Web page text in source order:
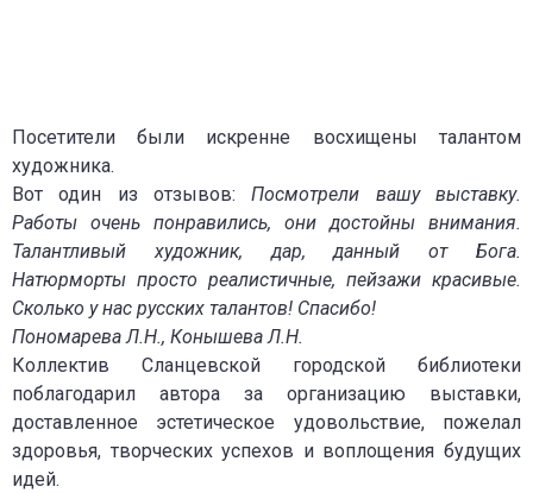
Посетители были искренне восхищены талантом
художника.
Вот один из отзывов:Посмотрели вашу выставку.
Работы очень понравились, они достойны внимания.
Талантливый художник, дар, данный от Бога.
Натюрморты просто реалистичные, пейзажи красивые.
Сколько у нас русских талантов! Спасибо!
Пономарева Л.Н., Конышева Л.Н.
Коллектив Сланцевской городской библиотеки
поблагодарил автора за организацию выставки,
доставленное эстетическое удовольствие, пожелал
здоровья, творческих успехов и воплощения будущих
идей.